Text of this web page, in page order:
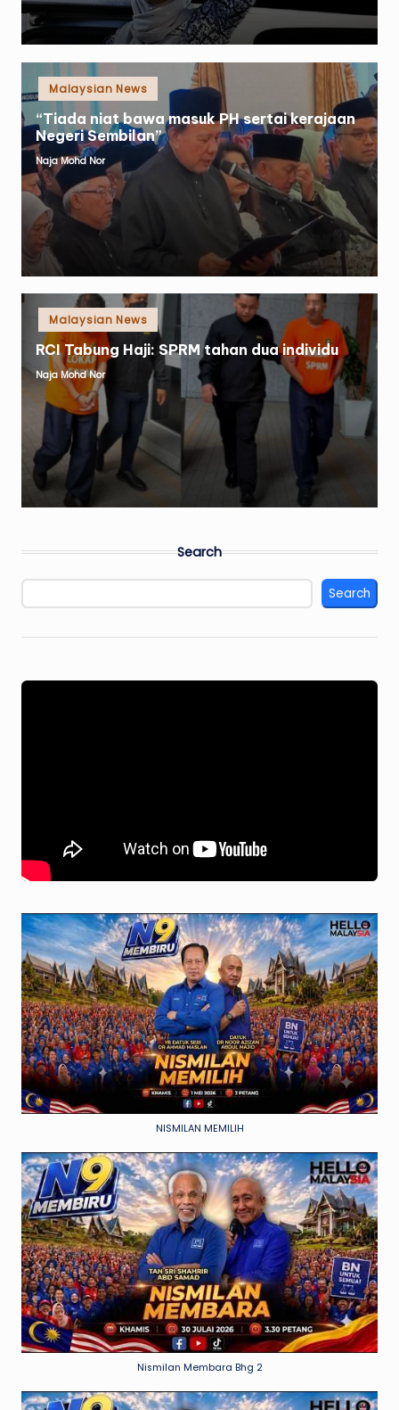
Posted
in
Malaysian News
“Tiada niat bawa masuk PH sertai kerajaan
Negeri Sembilan”
Posted
by
Naja Mohd Nor
Posted
Malaysian News
RCI Tabung Haji: SPRM tahan dua individu
Posted
by
Naja Mohd Nor
Search
Search
NISMILAN MEMILIH
Nismilan Membara Bhg 2